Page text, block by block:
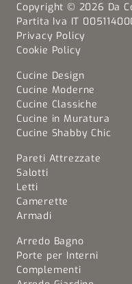
Copyright © 2026 Da
Partita Iva IT
Privacy Policy
Cookie Policy
Cucine Design
Cucine Moderne
Cucine Classiche
Cucine in Muratura
Cucine Shabby Chic
Pareti Attrezzate
Salotti
Letti
Camerette
Armadi
Arredo Bagno
Porte per Interni
Complementi